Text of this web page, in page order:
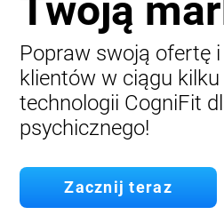
Popraw swoją ofertę
klientów w ciągu
technologii CogniFit
psychicznego!
Zacznij teraz